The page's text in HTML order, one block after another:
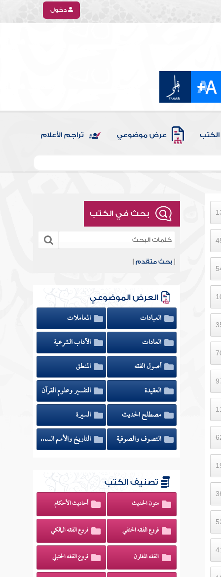
دخول
الكتب عرض موضوعي تراجم الأعلام
بحث في الكتب
[بحث متقدم ]
العرض الموضوعي
العبادات
المعاملات
العادات
الآداب الشرعية
أصول الفقه
المنطق
العقيدة
التفسير وعلوم القرآن
مصطلح الحديث
السيرة
التصوف والصوفية
التاريخ والأمم السابقة
تصنيف الكتب
متون الحديث أحاديث الأحكام
فروع الفقه الحنفي فروع الفقه المالكي
الفقه المقارن فروع الفقه الحنبلي